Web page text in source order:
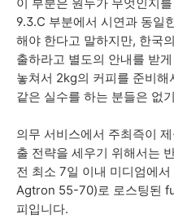
이 부분은 원두가 무엇인지
9.3.C 부분에서 시연과 동일
해야 한다고 말하지만, 한국
출하라고 별도의 안내를 받
놓쳐서 2kg의 커피를 준비
같은 실수를 하는 분들은 없
의무 서비스에서 주최즉이
출 전략을 세우기 위해서는
전 최소 7일 이내 미디엄에
Agtron 55-70)로 로스팅된
피입니다.